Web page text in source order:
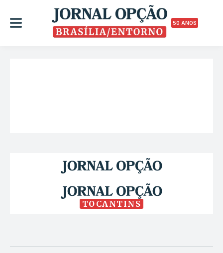
50 ANOS
TOCANTINS